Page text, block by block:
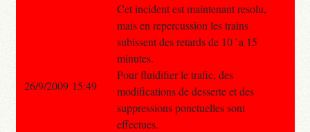
Cet incident est maintenant resolu,
mais en repercussion les trains
subissent des retards de 10 `a 15
minutes.
Pour fluidifier le trafic, des
modifications de desserte et des
suppressions ponctuelles sont
effectues.
26/9/2009 15:49